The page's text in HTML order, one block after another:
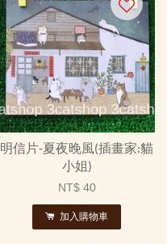
明信片-夏夜晚風(插畫家:貓
小姐)
NT$ 40
加入購物車